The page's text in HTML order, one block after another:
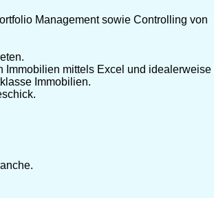
Management sowie Controlling von
mittels Excel und idealerweise
Immobilien.